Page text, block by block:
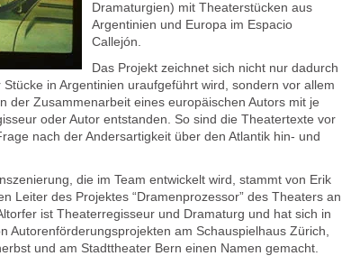
Dramaturgien) mit Theaterstücken aus
Argentinien und Europa im Espacio
Callejón.
Das Projekt zeichnet sich nicht nur dadurch
in Argentinien uraufgeführt wird, sondern vor allem
der Zusammenarbeit eines europäischen Autors mit je
oder Autor entstanden. So sind die Theatertexte vor
nach der Andersartigkeit über den Atlantik hin- und
die im Team entwickelt wird, stammt von Erik
Leiter des Projektes “Dramenprozessor” des Theaters an
ist Theaterregisseur und Dramaturg und hat sich in
Autorenförderungsprojekten am Schauspielhaus Zürich,
und am Stadttheater Bern einen Namen gemacht.